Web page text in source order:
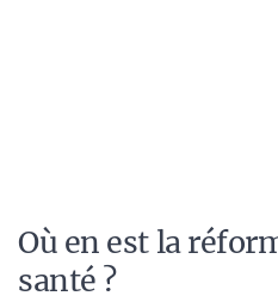
Où en est la
santé ?